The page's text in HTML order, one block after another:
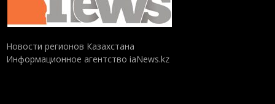
Новости регионов Казахстана
Информационное агентство iaNews.kz